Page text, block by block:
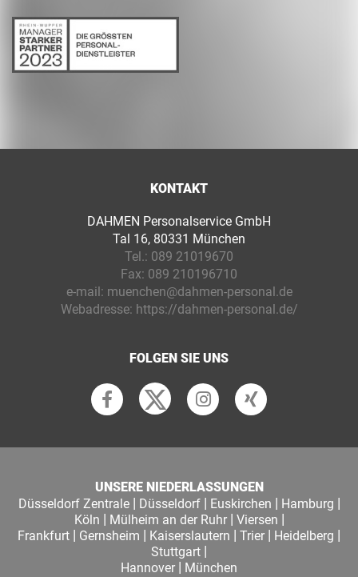
KONTAKT
DAHMEN Personalservice GmbH
Tal 16, 80331 München
Tel.: 089 21019670
Fax: 089 210196710
e-mail: muenchen@dahmen-personal.de
Webadresse: https://dahmen-personal.de/
FOLGEN SIE UNS
UNSERE NIEDERLASSUNGEN
Düsseldorf Zentrale| Düsseldorf| Euskirchen | Hamburg |
Köln | Mülheim an der Ruhr| Viersen |
Frankfurt | Gernsheim | Kaiserslautern | Trier | Heidelberg |
Stuttgart |
Hannover | München